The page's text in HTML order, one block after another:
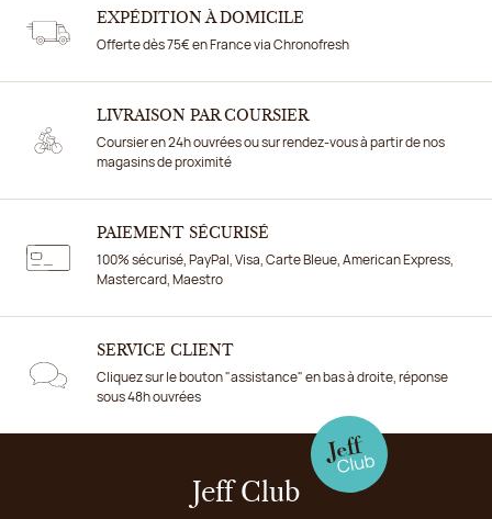
EXPÉDITION À DOMICILE
Offerte dès 75€ en France via Chronofresh
LIVRAISON PAR COURSIER
Coursier en 24h ouvrées ou sur rendez-vous à partir de nos
magasins de proximité
PAIEMENT SÉCURISÉ
100% sécurisé, PayPal, Visa, Carte Bleue, American Express,
Mastercard, Maestro
SERVICE CLIENT
Cliquez sur le bouton "assistance" en bas à droite, réponse
sous 48h ouvrées
Jeff Club